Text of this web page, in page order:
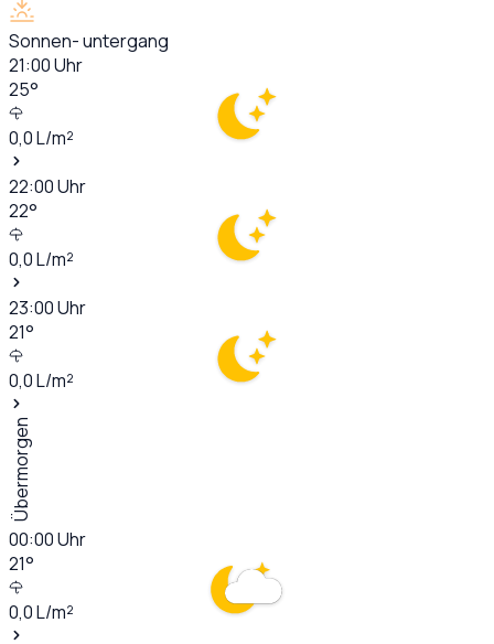
Sonnen- untergang
21:00Uhr
25°
0,0L/m²
22:00Uhr
22°
0,0L/m²
23:00Uhr
21°
0,0L/m²
Übermorgen
00:00Uhr
21°
0,0L/m²